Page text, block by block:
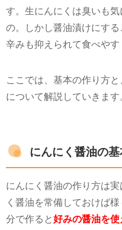
す。生にんにくは臭いも
の。しかし醤油漬けにする
辛みも抑えられて食べやす
ここでは、基本の作り方
について解説していきます
にんにく醤油の
にんにく醤油の作り方は実
く醤油を常備しておけば
分で作ると好みの醤油を